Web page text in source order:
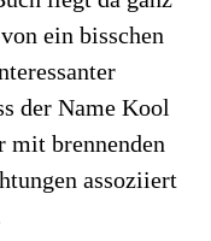
ein bisschen
der Name Kool
mit brennenden
assoziiert